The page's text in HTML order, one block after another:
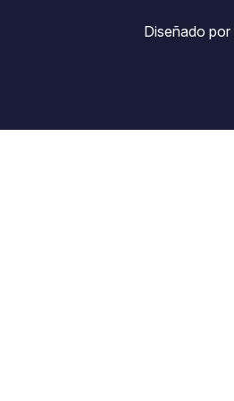
Diseñado